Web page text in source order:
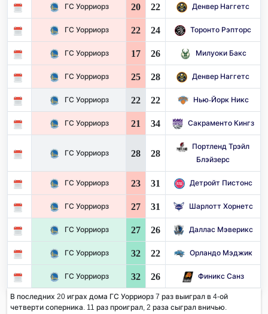
ГС Уорриорз 20 22 Денвер Наггетс
ГС Уорриорз 22 24 Торонто Рэпторс
ГС Уорриорз 17 26 Милуоки Бакс
ГС Уорриорз 25 28 Денвер Наггетс
ГС Уорриорз 22 22 Нью-Йорк Никс
ГС Уорриорз 21 34 Сакраменто Кингз
ГС Уорриорз 28 28
Портленд Трэйл
Блэйзерс
ГС Уорриорз 23 31 Детройт Пистонс
ГС Уорриорз 27 31 Шарлотт Хорнетс
ГС Уорриорз 27 26 Даллас Мэверикс
ГС Уорриорз 32 22 Орландо Мэджик
ГС Уорриорз 32 26 Финикс Санз
В последних 20 играх дома ГС Уорриорз 7 раз выиграл в 4-ой
четверти соперника. 11 раз проиграл, 2 раза сыграл вничью.